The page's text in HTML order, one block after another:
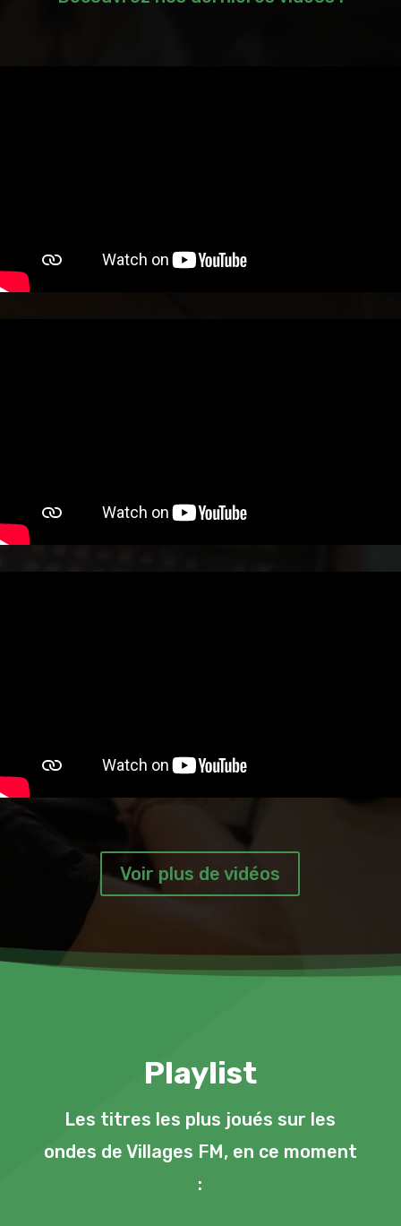
Voir plus de vidéos
Playlist
Les titres les plus joués sur les
ondes de Villages FM, en ce moment
: